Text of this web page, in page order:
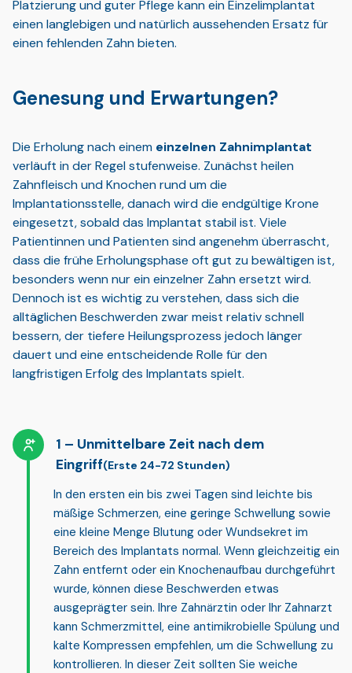
Platzierung und guter Pflege kann ein Einzelimplantat
einen langlebigen und natürlich aussehenden Ersatz für
einen fehlenden Zahn bieten.
Genesung und Erwartungen?
Die Erholung nach einem einzelnen Zahnimplantat
verläuft in der Regel stufenweise. Zunächst heilen
Zahnfleisch und Knochen rund um die
Implantationsstelle, danach wird die endgültige Krone
eingesetzt, sobald das Implantat stabil ist. Viele
Patientinnen und Patienten sind angenehm überrascht,
dass die frühe Erholungsphase oft gut zu bewältigen ist,
besonders wenn nur ein einzelner Zahn ersetzt wird.
Dennoch ist es wichtig zu verstehen, dass sich die
alltäglichen Beschwerden zwar meist relativ schnell
bessern, der tiefere Heilungsprozess jedoch länger
dauert und eine entscheidende Rolle für den
langfristigen Erfolg des Implantats spielt.
Unmittelbare Zeit nach dem
Eingriff(Erste 24-72 Stunden)
In den ersten ein bis zwei Tagen sind leichte bis
mäßige Schmerzen, eine geringe Schwellung sowie
eine kleine Menge Blutung oder Wundsekret im
Bereich des Implantats normal. Wenn gleichzeitig ein
Zahn entfernt oder ein Knochenaufbau durchgeführt
wurde, können diese Beschwerden etwas
ausgeprägter sein. Ihre Zahnärztin oder Ihr Zahnarzt
kann Schmerzmittel, eine antimikrobielle Spülung und
kalte Kompressen empfehlen, um die Schwellung zu
kontrollieren. In dieser Zeit sollten Sie weiche